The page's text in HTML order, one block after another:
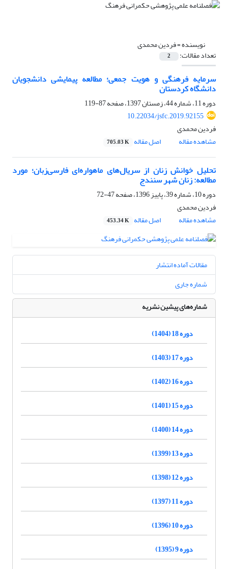
نویسنده =فردین محمدی
تعداد مقالات: 2
سرمایه فرهنگی و هویت جمعی؛ مطالعه پیمایشی دانشجویان
دانشگاه کردستان
دوره 11، شماره 44، زمستان 1397، صفحه
87-119
10.22034/jsfc.2019.92155
فردین محمدی
مشاهده مقاله
اصل مقاله 705.03 K
تحلیل خوانش‌‌ زنان از سریال‌‌‌‌های‌ ماهواره‌ای ‌فارسی‌زبان؛ مورد
مطالعه: زنان شهر سنندج
دوره 10، شماره 39، پاییز 1396، صفحه
47-72
فردین محمدی
مشاهده مقاله
اصل مقاله 453.34 K
مقالات آماده انتشار
شماره جاری
شماره‌های پیشین نشریه
دوره 18 (1404)
دوره 17 (1403)
دوره 16 (1402)
دوره 15 (1401)
دوره 14 (1400)
دوره 13 (1399)
دوره 12 (1398)
دوره 11 (1397)
دوره 10 (1396)
دوره 9 (1395)